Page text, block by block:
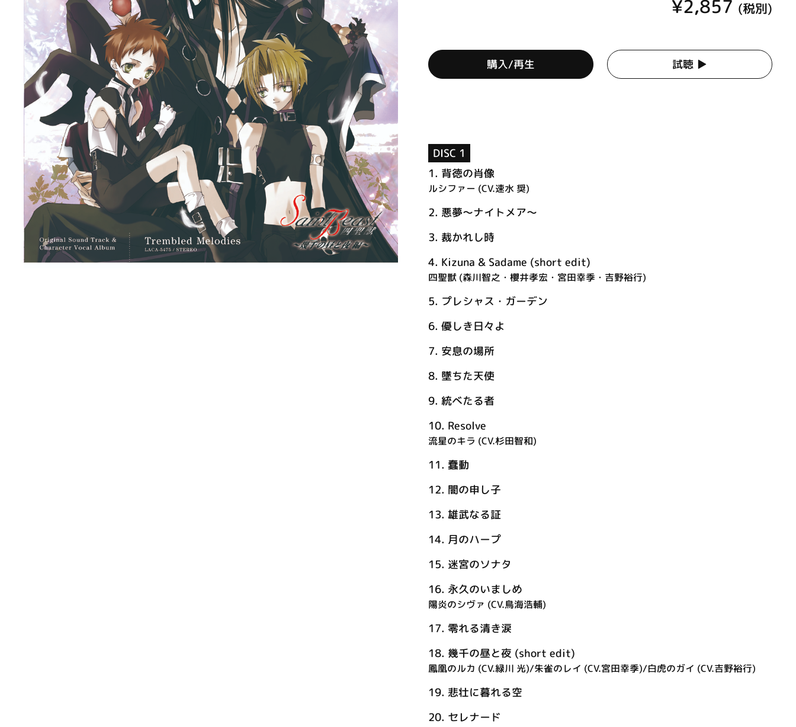
¥2,857 (税別)
購入/再生 試聴 ▶︎
DISC 1
1. 背徳の肖像
ルシファー (CV.速水 奨)
2. 悪夢～ナイトメア～
3. 裁かれし時
4. Kizuna & Sadame (short edit)
四聖獣 (森川智之・櫻井孝宏・宮田幸季・吉野裕行)
5. プレシャス・ガーデン
6. 優しき日々よ
7. 安息の場所
8. 墜ちた天使
9. 統べたる者
10. Resolve
流星のキラ (CV.杉田智和)
11. 蠢動
12. 闇の申し子
13. 雄武なる証
14. 月のハープ
15. 迷宮のソナタ
16. 永久のいましめ
陽炎のシヴァ (CV.鳥海浩輔)
17. 零れる清き涙
18. 幾千の昼と夜 (short edit)
鳳凰のルカ (CV.緑川 光)/朱雀のレイ (CV.宮田幸季)/白虎のガイ (CV.吉野裕行)
19. 悲壮に暮れる空
20. セレナード